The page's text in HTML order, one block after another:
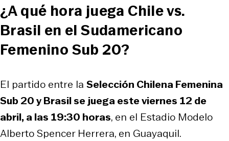
¿A qué hora juega Chile vs.
Brasil en el Sudamericano
Femenino Sub 20?
El partido entre la Selección Chilena Femenina
Sub 20 y Brasil se juega este viernes 12 de
abril, a las 19:30 horas, en el Estadio Modelo
Alberto Spencer Herrera, en Guayaquil.